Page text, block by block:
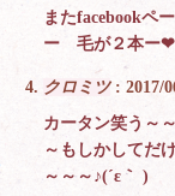
またfacebookペ
ー 毛が２本ー❤
クロミツ: 2017/
カータン笑う～
～もしかしてだ
～～～♪(´ε｀ )